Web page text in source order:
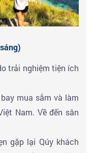
trải nghiệm tiện ích
mua sắm và làm
Nam. Về đến sân
gặp lại Qúy khách